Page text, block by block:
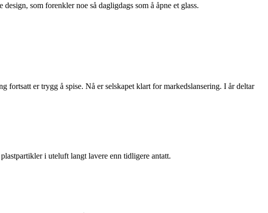
som forenkler noe så dagligdags som å åpne et glass.
fortsatt er trygg å spise. Nå er selskapet klart for markedslansering. I år deltar
i uteluft langt lavere enn tidligere antatt.